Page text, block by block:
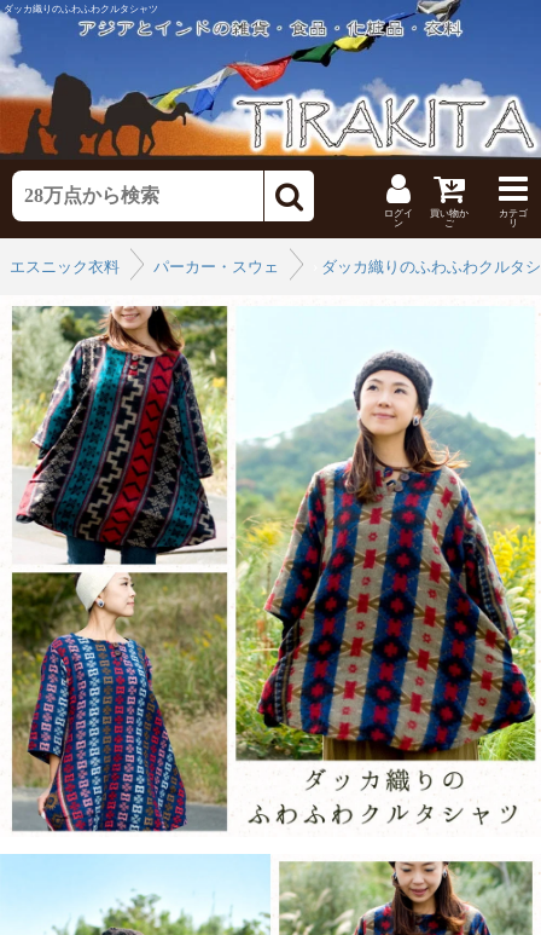
ダッカ織りのふわふわクルタシャツ
ログイ
ン
買い物か
ご
カテゴ
リ
エスニック衣料
パーカー・スウェット ダッカ織りのふわふわクルタ